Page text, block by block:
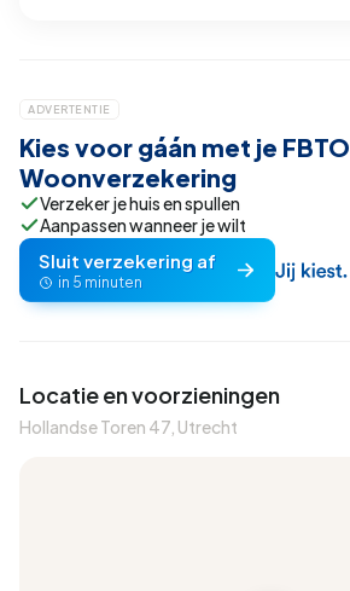
ADVERTENTIE
Kies voor gáán met je FBTO
Woonverzekering
Verzeker je huis en spullen
Aanpassen wanneer je wilt
Sluit verzekering af
in 5 minuten
Locatie en voorzieningen
Hollandse Toren 47, Utrecht